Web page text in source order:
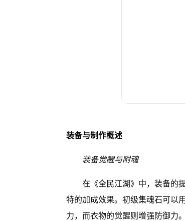
装备与制作概述
装备觉醒与附魂
在《全民江湖》中，装备的
特的加成效果。 初级集魂石可以
力，而衣物的觉醒则增强防御力。